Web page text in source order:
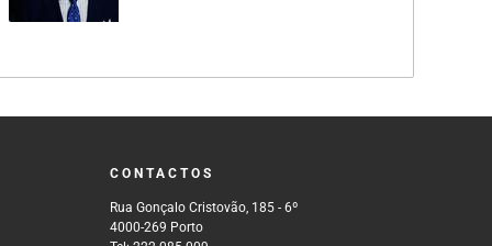
CONTACTOS
Rua Gonçalo Cristovão, 185 - 6º
4000-269 Porto